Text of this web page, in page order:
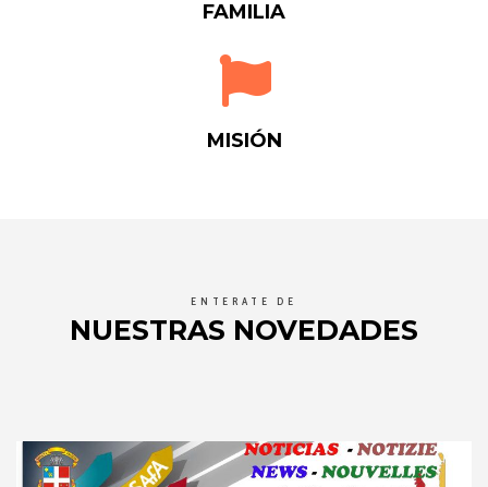
FAMILIA
MISIÓN
ENTERATE DE
NUESTRAS NOVEDADES